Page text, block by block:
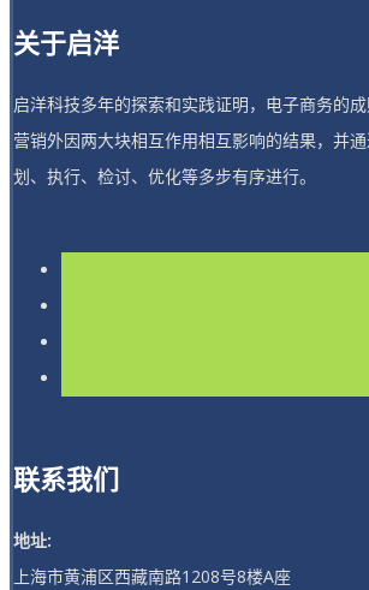
关于启洋
启洋科技多年的探索和实践证明，电子商务的
营销外因两大块相互作用相互影响的结果，并
划、执行、检讨、优化等多步有序进行。
联系我们
地址:
上海市黄浦区西藏南路1208号8楼A座